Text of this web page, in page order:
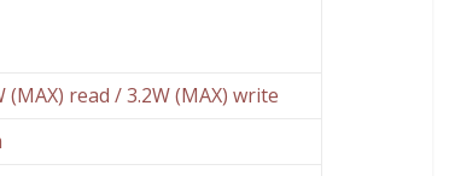
(MAX) read / 3.2W (MAX) write